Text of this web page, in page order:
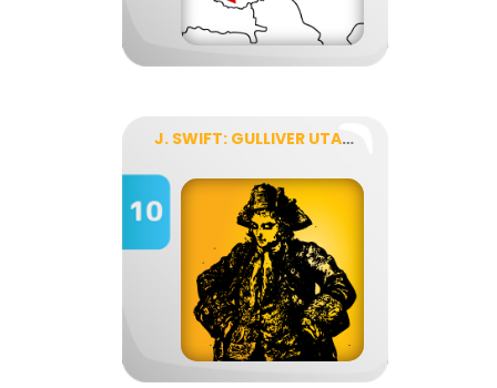
J. SWIFT: GULLIVER UTAZÁSAI